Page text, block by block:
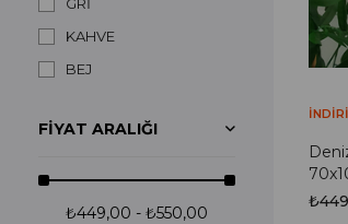
KAHVE
BEJ
FIYAT ARALIĞI
₺449,00 - ₺550,00